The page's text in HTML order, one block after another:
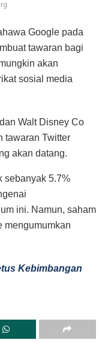
Google pada
tawaran bagi
akan
sosial media
Walt Disney Co
tawaran Twitter
akan datang.
sebanyak 5.7%
ini. Namun, saham
mengumumkan
Kebimbangan